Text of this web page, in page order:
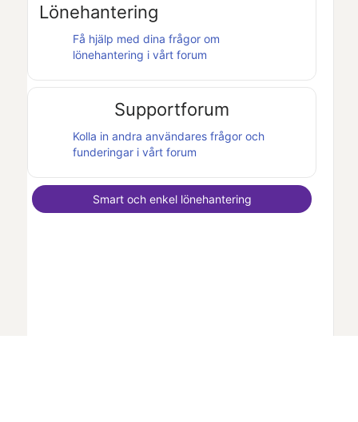
Lönehantering
Få hjälp med dina frågor om
lönehantering i vårt forum
Supportforum
Kolla in andra användares frågor och
funderingar i vårt forum
Smart och enkel lönehantering